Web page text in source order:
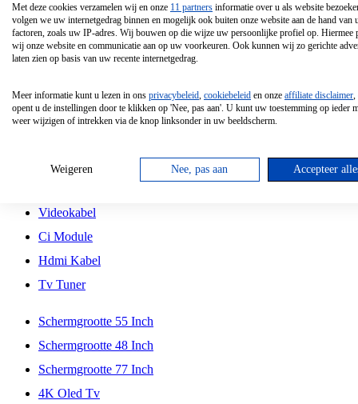
Schermgrootte 85 Inch
Schermgrootte 98 Inch
Tcl
Hd Led Tv
Antennekabel
Videokabel
Ci Module
Hdmi Kabel
Tv Tuner
Schermgrootte 55 Inch
Schermgrootte 48 Inch
Schermgrootte 77 Inch
4K Oled Tv
Met deze cookies verzamelen wij en onze 11 partners informatie over u als website
volgen we uw internetgedrag binnen en mogelijk ook buiten onze website aan de hand van
factoren, zoals uw IP-adres. Wij bouwen op die wijze uw persoonlijke profiel op. Hiermee
wij onze website en communicatie aan op uw voorkeuren. Ook kunnen wij zo gerichte
laten zien op basis van uw recente internetgedrag.
Meer informatie kunt u lezen in ons privacybeleid, cookiebeleid en onze affiliate disclaimer,
opent u de instellingen door te klikken op 'Nee, pas aan'. U kunt uw toestemming op ieder
weer wijzigen of intrekken via de knop linksonder in uw beeldscherm.
Weigeren Nee, pas aan Accepteer